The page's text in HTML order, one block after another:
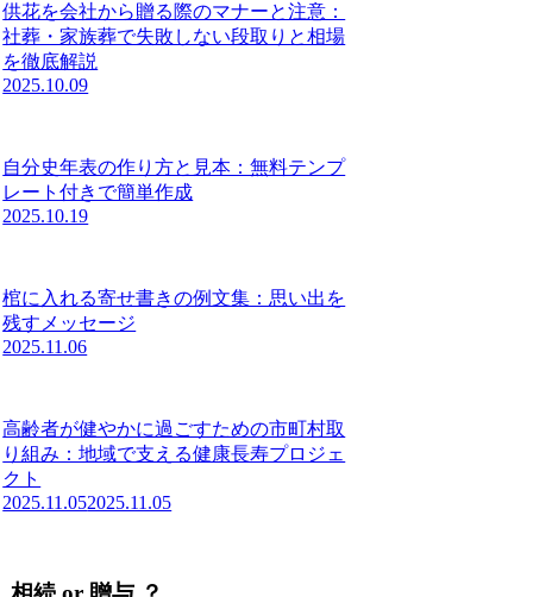
供花を会社から贈る際のマナーと注意：
社葬・家族葬で失敗しない段取りと相場
を徹底解説
2025.10.09
自分史年表の作り方と見本：無料テンプ
レート付きで簡単作成
2025.10.19
棺に入れる寄せ書きの例文集：思い出を
残すメッセージ
2025.11.06
高齢者が健やかに過ごすための市町村取
り組み：地域で支える健康長寿プロジェ
クト
2025.11.052025.11.05